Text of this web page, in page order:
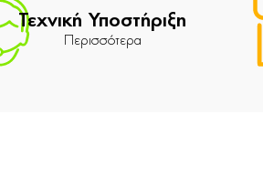
Τεχνική Υποστήριξη
Περισσότερα